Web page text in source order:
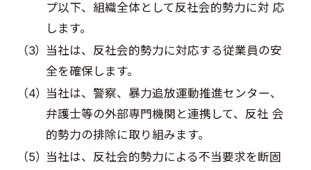
Contact
© Valuence Holdings Inc.
プ以下、組織全体として反社会的勢力に対 応
します。
当社は、反社会的勢力に対応する従業員の安
全を確保します。
当社は、警察、暴力追放運動推進センター、
弁護士等の外部専門機関と連携して、反社 会
的勢力の排除に取り組みます。
当社は、反社会的勢力による不当要求を断固